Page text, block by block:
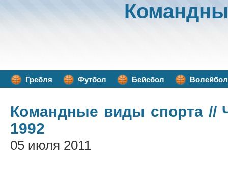
Гребля Футбол Бейсбол Волейбол
Командные виды спорта//
1992
05 июля 2011